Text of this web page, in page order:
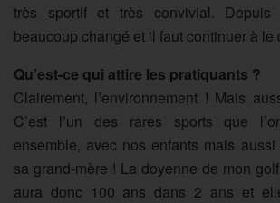
très sportif et très convivial.
beaucoup changé et il faut continuer à le
Qu’est-ce qui attire les pratiquants ?
Clairement, l’environnement ! Mais
C’est l’un des rares sports que
ensemble, avec nos enfants mais
sa grand-mère ! La doyenne de mon
aura donc 100 ans dans 2 ans et